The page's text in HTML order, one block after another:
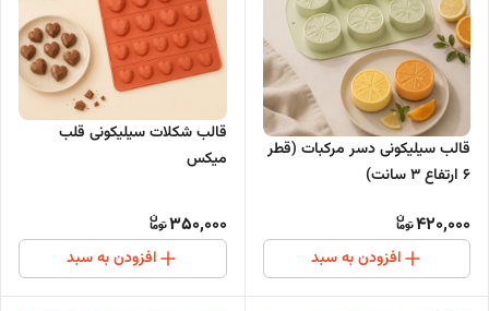
قالب سیلیکونی دسر مرکبات (قطر
۶ ارتفاع ۳ سانت)
420,000
افزودن به سبد
قالب شکلات سیلیکونی قلب
میکس
350,000
افزودن به سبد